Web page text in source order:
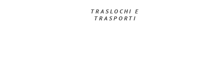
TRASLOCHI E
TRASPORTI​